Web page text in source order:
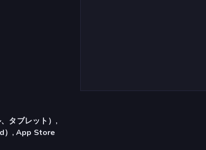
タブレット）,
）, App Store